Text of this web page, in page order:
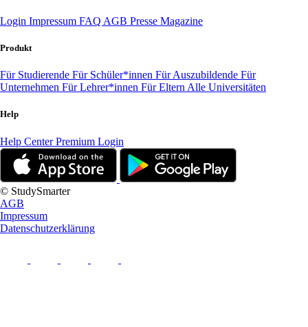
Login Impressum FAQ AGB Presse Magazine
Produkt
Für Studierende Für Schüler*innen Für Auszubildende Für
Unternehmen Für Lehrer*innen Für Eltern Alle Universitäten
Help
Help CenterPremium Login
© StudySmarter
AGB
Impressum
Datenschutzerklärung